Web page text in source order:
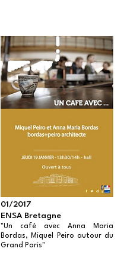
01/2017
ENSA Bretagne
"Un café avec Anna Maria
Bordas, Miquel Peiro autour du
Grand Paris"